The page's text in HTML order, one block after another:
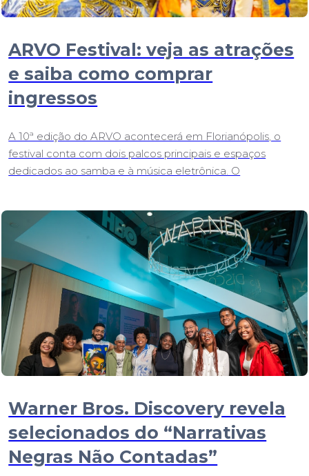
ARVO Festival: veja as atrações
e saiba como comprar
ingressos
A 10ª edição do ARVO acontecerá em Florianópolis, o
festival conta com dois palcos principais e espaços
dedicados ao samba e à música eletrônica. O
Warner Bros. Discovery revela
selecionados do “Narrativas
Negras Não Contadas”